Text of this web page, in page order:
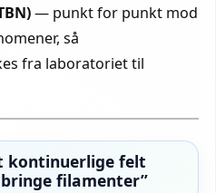
— punkt for punkt mod
så
fra laboratoriet til
kontinuerlige felt
filamenter”